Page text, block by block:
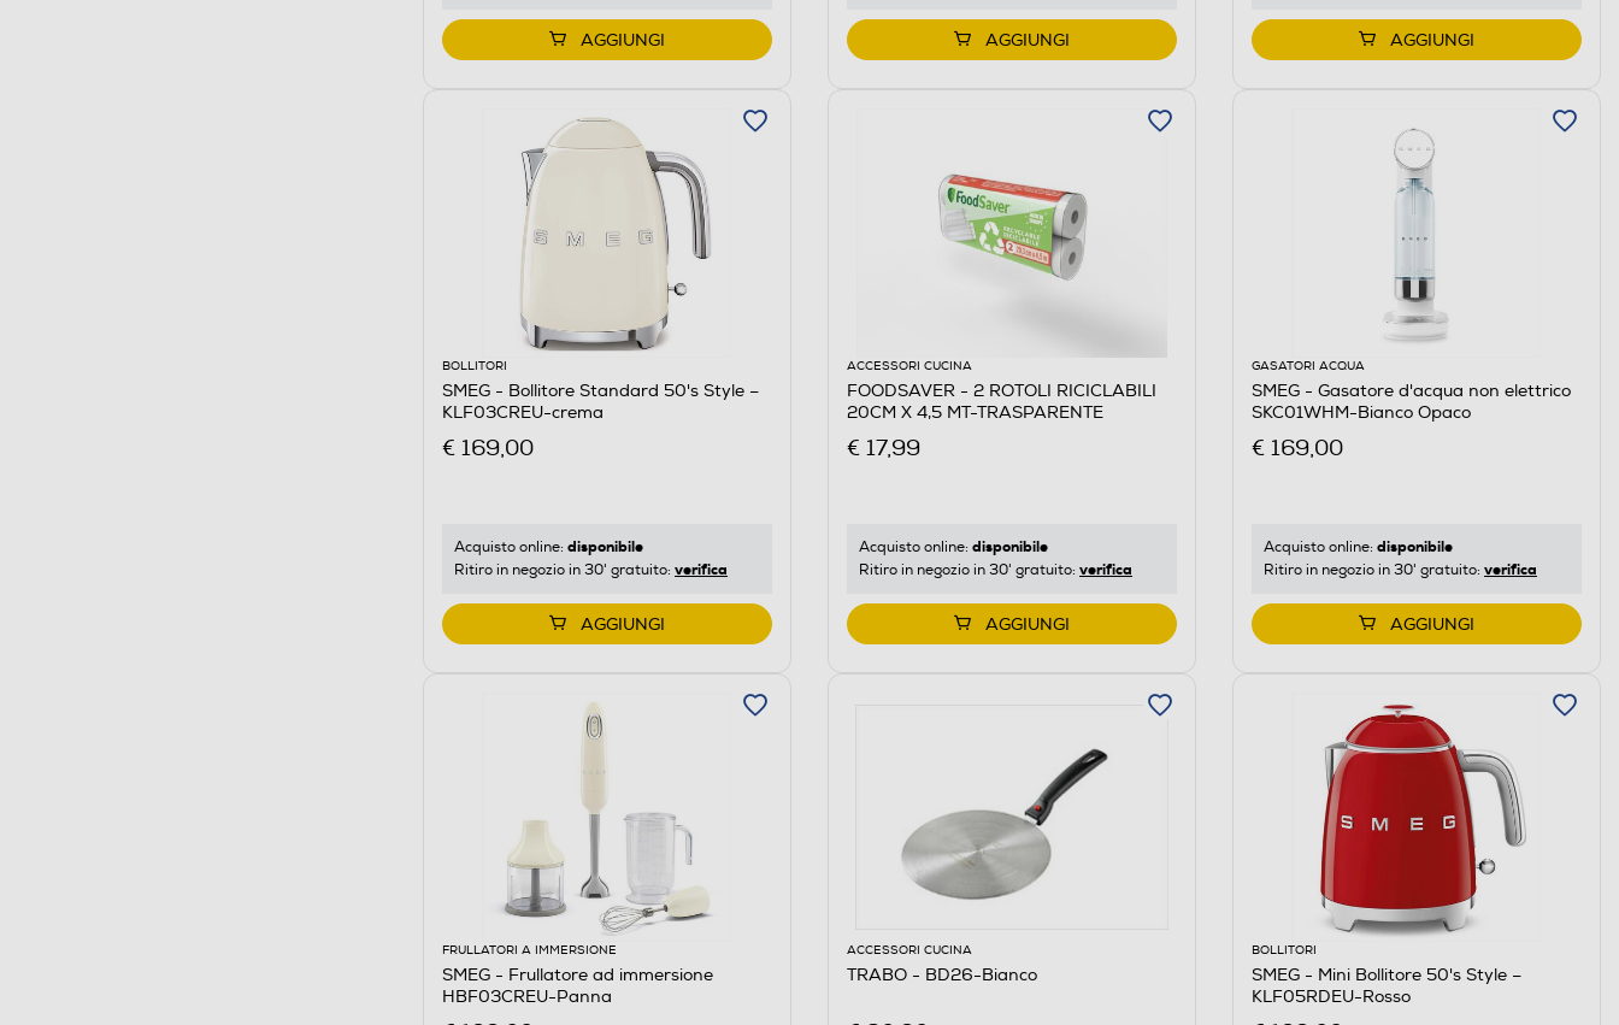
AGGIUNGI AGGIUNGI AGGIUNGI
BOLLITORI
SMEG - Bollitore Standard 50's Style –
KLF03CREU-crema
€ 169,00
Acquisto online: disponibile
Ritiro in negozio in 30' gratuito: verifica
AGGIUNGI
ACCESSORI CUCINA
FOODSAVER - 2 ROTOLI RICICLABILI
20CM X 4,5 MT-TRASPARENTE
€ 17,99
Acquisto online: disponibile
Ritiro in negozio in 30' gratuito: verifica
AGGIUNGI
GASATORI ACQUA
SMEG - Gasatore d'acqua non elettrico
SKC01WHM-Bianco Opaco
€ 169,00
Acquisto online: disponibile
Ritiro in negozio in 30' gratuito: verifica
AGGIUNGI
FRULLATORI A IMMERSIONE
SMEG - Frullatore ad immersione
HBF03CREU-Panna
ACCESSORI CUCINA
TRABO - BD26-Bianco
BOLLITORI
SMEG - Mini Bollitore 50's Style –
KLF05RDEU-Rosso